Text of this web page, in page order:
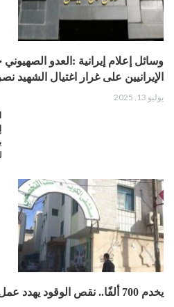
وسائل إعلام إيرانية :العدو
الإيرانيين على غرار اغتيال الشهيد
يوليو 13, 2025
يخدم 700 ألفًا.. نقص الوقود يهدد عمل مستشفى الكويت بغزة